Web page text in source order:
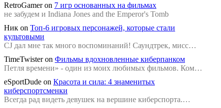
RetroGamer on 7 игр основанных на фильмах
не забудем и Indiana Jones and the Emperor's Tomb
Ник on Топ-6 игровых персонажей, которые стали
культовыми
CJ дал мне так много воспоминаний! Саундтрек, мисс…
TimeTwister on Фильмы вдохновленные киберпанком
Петля времени» - один из моих любимых фильмов. Ком…
eSportDude on Красота и сила: 4 знаменитых
киберспортсменки
Всегда рад видеть девушек на вершине киберспорта.…